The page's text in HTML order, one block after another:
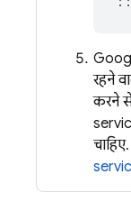
रहने
करने